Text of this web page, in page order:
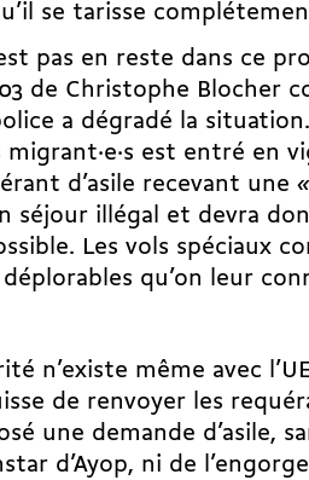
se tarisse
pas en reste dans ce
de Christophe Blocher
a dégradé la
est entré en
d’asile recevant une «
séjour illégal et devra
Les vols spéciaux
qu’on leur
n’existe même avec
de renvoyer les
une demande d’asile,
d’Ayop, ni de